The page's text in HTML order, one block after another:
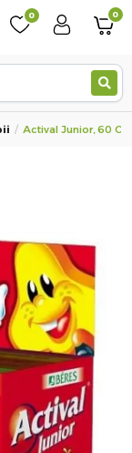
0 0
Actival Junior, 60